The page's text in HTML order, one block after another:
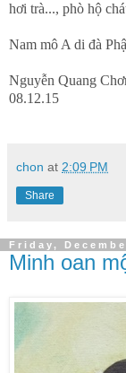
hơi trà..., phò hộ
Nam mô A di đà
Nguyễn Quang
08.12.15
chon at 2:09 PM
Share
Friday,
Minh oan